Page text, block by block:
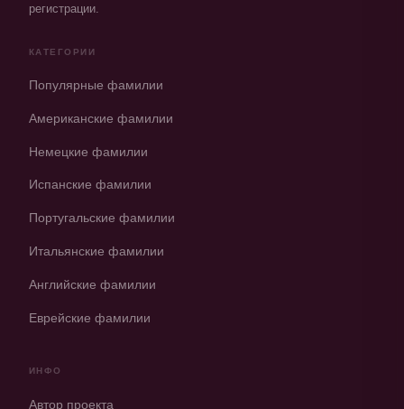
регистрации.
КАТЕГОРИИ
Популярные фамилии
Американские фамилии
Немецкие фамилии
Испанские фамилии
Португальские фамилии
Итальянские фамилии
Английские фамилии
Еврейские фамилии
ИНФО
Автор проекта